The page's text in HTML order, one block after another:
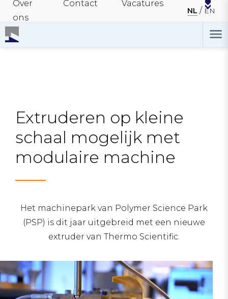
Over
ons
Contact Vacatures
NL EN
Extruderen op kleine
schaal mogelijk met
modulaire machine
Het machinepark van Polymer Science Park
(PSP) is dit jaar uitgebreid met een nieuwe
extruder van Thermo Scientific.